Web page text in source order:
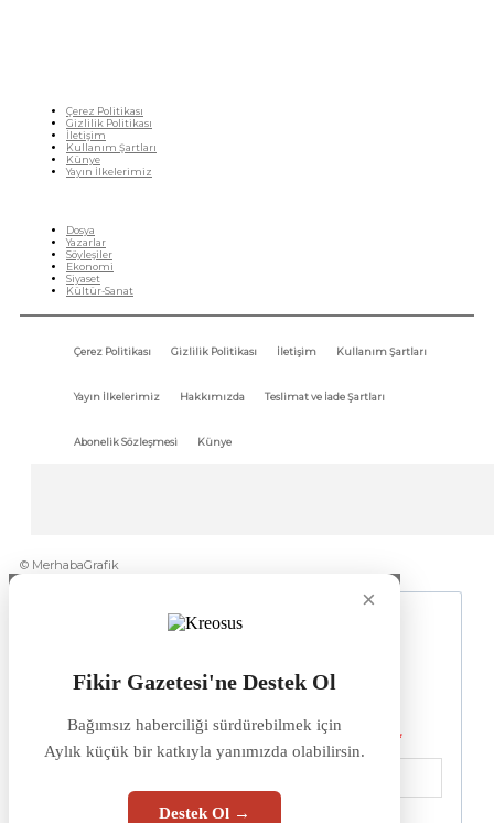
Çerez Politikası
Gizlilik Politikası
İletişim
Kullanım Şartları
Künye
Yayın İlkelerimiz
Dosya
Yazarlar
Söyleşiler
Ekonomi
Siyaset
Kültür-Sanat
Çerez Politikası Gizlilik Politikası İletişim Kullanım Şartları
Yayın İlkelerimiz Hakkımızda Teslimat ve İade Şartları
Abonelik Sözleşmesi Künye
© MerhabaGrafik
×
Fikir Gazetesi'ne Destek Ol
Bağımsız haberciliği sürdürebilmek için
Aylık küçük bir katkıyla yanımızda olabilirsin.
Destek Ol →